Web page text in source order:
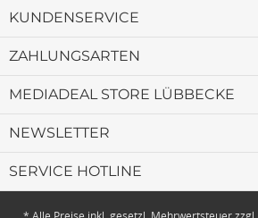
KUNDENSERVICE
ZAHLUNGSARTEN
MEDIADEAL STORE LÜBBECKE
NEWSLETTER
SERVICE HOTLINE